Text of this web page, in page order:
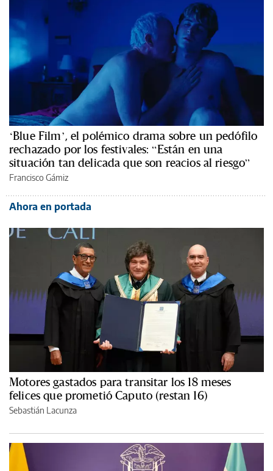
‘Blue Film’, el polémico drama sobre un pedófilo
rechazado por los festivales: “Están en una
situación tan delicada que son reacios al riesgo”
Francisco Gámiz
Ahora en portada
Motores gastados para transitar los 18 meses
felices que prometió Caputo (restan 16)
Sebastián Lacunza